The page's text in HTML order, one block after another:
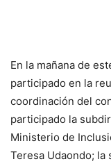
En la mañana de
participado en la
coordinación del
participado la
Ministerio de
Teresa Udaondo; la